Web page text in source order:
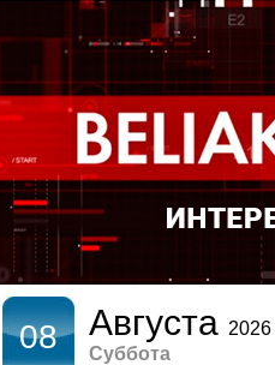
08 Августа 2026
Суббота